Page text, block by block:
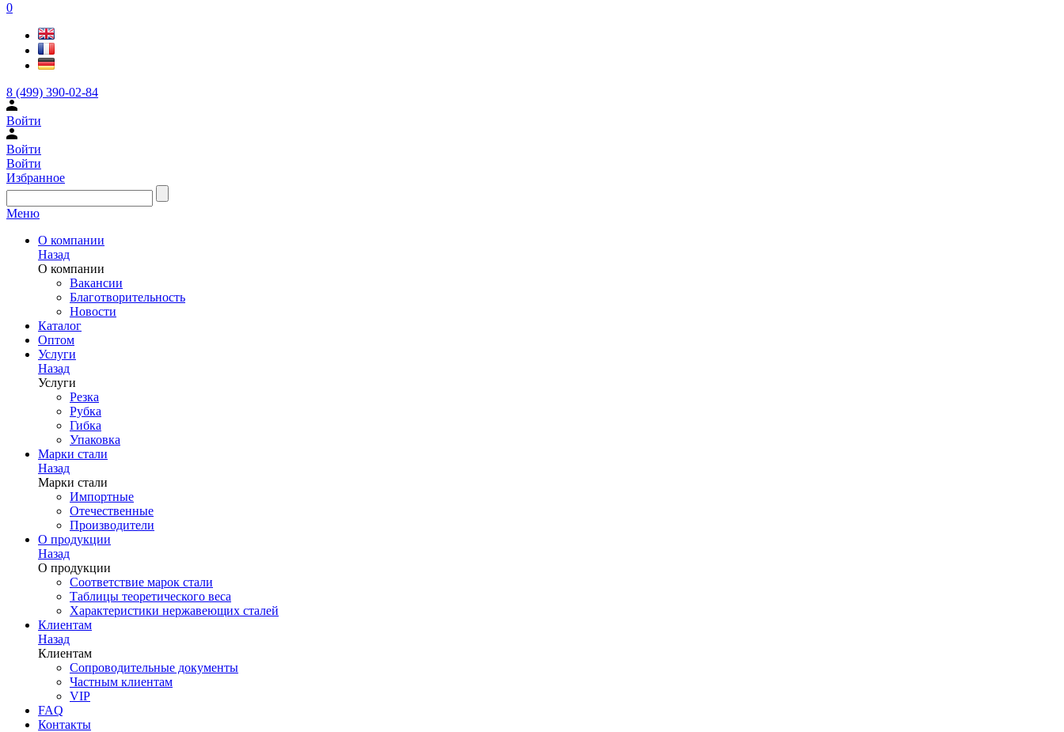
0
8 (499) 390-02-84
Войти
Войти
Войти
Избранное
Меню
О компании
Назад
О компании
Вакансии
Благотворительность
Новости
Каталог
Оптом
Услуги
Назад
Услуги
Резка
Рубка
Гибка
Упаковка
Марки стали
Назад
Марки стали
Импортные
Отечественные
Производители
О продукции
Назад
О продукции
Соответствие марок стали
Таблицы теоретического веса
Характеристики нержавеющих сталей
Клиентам
Назад
Клиентам
Сопроводительные документы
Частным клиентам
VIP
FAQ
Контакты